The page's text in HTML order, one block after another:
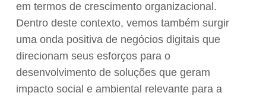
em termos de crescimento organizacional.
Dentro deste contexto, vemos também surgir
uma onda positiva de negócios digitais que
direcionam seus esforços para o
desenvolvimento de soluções que geram
impacto social e ambiental relevante para a